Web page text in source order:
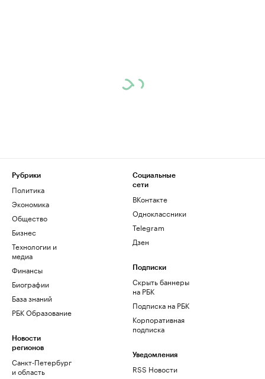
Рубрики
Политика
Экономика
Общество
Бизнес
Технологии и
медиа
Финансы
Биографии
База знаний
РБК Образование
Новости
регионов
Санкт-Петербург
и область
Социальные
сети
ВКонтакте
Одноклассники
Telegram
Дзен
Подписки
Скрыть баннеры
на РБК
Подписка на РБК
Корпоративная
подписка
Уведомления
RSS Новости